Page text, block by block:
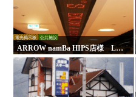
電光掲示板 公共施設
ARROW namBa HIPS店様 LE
D電光掲示板